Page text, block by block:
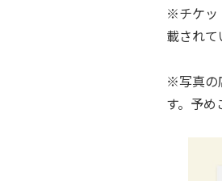
※チケッ
載されて
※写真の
す。予め